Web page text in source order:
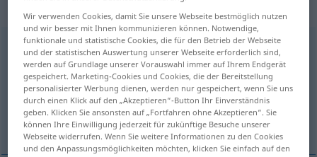
„Kohlenstoff“ : Maskulinum
Kohlenstoffm <-(e)s;-e >
Übersicht aller Übersetzungen
(Für mehr Details die Übersetzung anklicken/antippen)
ugljik
Wir verwenden Cookies, damit Sie unsere Webseite bestmöglich nutzen
und wir besser mit Ihnen kommunizieren können. Notwendige,
funktionale und statistische Cookies, die für den Betrieb der Webseite
und der statistischen Auswertung unserer Webseite erforderlich sind,
werden auf Grundlage unserer Vorauswahl immer auf Ihrem Endgerät
gespeichert. Marketing-Cookies und Cookies, die der Bereitstellung
personalisierter Werbung dienen, werden nur gespeichert, wenn Sie uns
durch einen Klick auf den „Akzeptieren“-Button Ihr Einverständnis
geben. Klicken Sie ansonsten auf „Fortfahren ohne Akzeptieren“. Sie
können Ihre Einwilligung jederzeit für zukünftige Besuche unserer
Webseite widerrufen. Wenn Sie weitere Informationen zu den Cookies
und den Anpassungsmöglichkeiten möchten, klicken Sie einfach auf den